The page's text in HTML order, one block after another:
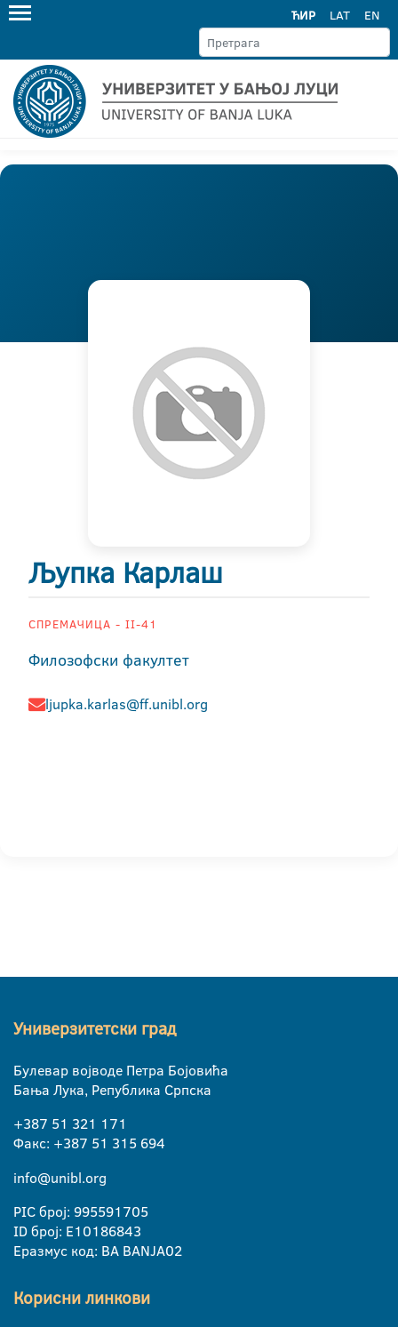
ЋИР LAT EN
Љупка Карлаш
СПРЕМАЧИЦА - II-41
Филозофски факултет
ljupka.karlas@ff.unibl.org
Универзитетски град
Булевар војводе Петра Бојовића
Бања Лука, Република Српска
+387 51 321 171
Факс: +387 51 315 694
info@unibl.org
PIC број: 995591705
ID број: E10186843
Еразмус код: BA BANJA02
Корисни линкови